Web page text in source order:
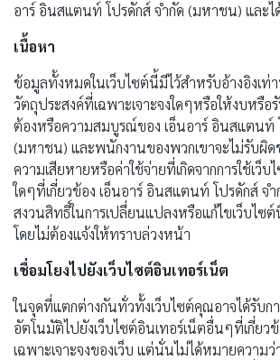
อาร์ อินสแตนท์ โปรดักส์ จำกัด (มหาชน) และ
เนื้อหา
ข้อมูลทั้งหมดในเว็บไซต์นี้มีไว้สำหรับอ้างอิงเท่
วัตถุประสงค์ที่เฉพาะเจาะจงใดๆหรือให้งบหรือ
ต้องหรือความสมบูรณ์ของ เอ็นอาร์ อินสแตนท์
(มหาชน) และพนักงานของพวกเขาจะไม่รับผิ
ความเสียหายหรือค่าใช้จ่ายที่เกิดจากการใช้เว็บ
ใดๆที่เกี่ยวข้อง เอ็นอาร์ อินสแตนท์ โปรดักส์ จ
สงวนสิทธิ์ในการเปลี่ยนแปลงหรือแก้ไขเว็บไซ
โดยไม่ต้องแจ้งให้ทราบล่วงหน้า
เชื่อมโยงไปยังเว็บไซต์อินเทอร์เน็ต
ในจุดที่แตกต่างกันทั่วทั้งเว็บไซต์คุณอาจได้รับกา
อัตโนมัติไปยังเว็บไซต์อินเทอร์เน็ตอื่นๆที่เกี่ย
เฉพาะเจาะจงของเว็บ แต่นั่นไม่ได้หมายความว่